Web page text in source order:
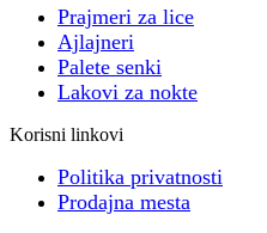
Prajmeri za lice
Ajlajneri
Palete senki
Lakovi za nokte
Korisni linkovi
Politika privatnosti
Prodajna mesta